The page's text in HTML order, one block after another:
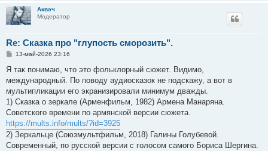
Аквэч
Модератор
Re: Сказка про "глупость сморозить".
С
о
щ
е
н
и
е
13-май-2026 23:16
Я так понимаю, что это фольклорный сюжет. Видимо,
международный. По поводу аудиосказок не подскажу, а вот в
мультипликации его экранизировали минимум дважды.
1) Сказка о зеркале (Арменфильм, 1982) Армена Манаряна.
Советского времени по армянской версии сюжета.
https://mults.info/mults/?id=3925
2) Зеркальце (Союзмультфильм, 2018) Галины Голубевой.
Современный, по русской версии с голосом самого Бориса Шергина.